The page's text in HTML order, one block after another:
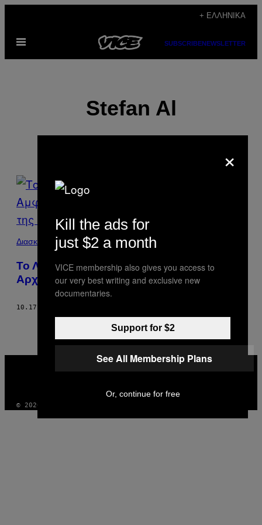
περιεχόμενο
+ ΕΛΛΗΝΙΚΆ
Ανοίξτε
μενού
SUBSCRIBENEWSLETTER
Stefan Al
POSTS
BY
THIS
AUTHOR
Διασκέδαση
Το Λας Βέγκας Είναι το πιο Αμφιλεγόμενο
Αρχιτεκτονικό Πείραμα της Αμερικής
10.17.18
© 2026 VICE DIGITAL PUBLISHING, LLC
×
Kill the ads for
just $2 a month
VICE membership also gives you access to
our very best writing and exclusive new
documentaries.
Support for $2
See All Membership Plans
Or, continue for free